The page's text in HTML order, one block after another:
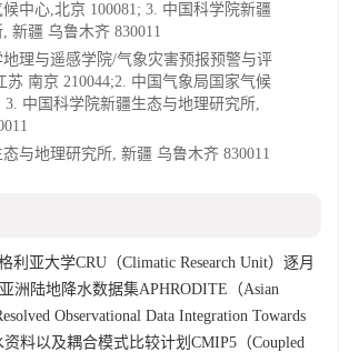
中心,北京 100081; 3. 中国科学院新疆
新疆 乌鲁木齐 830011
理与遥感学院/气象灾害预报预警与评
苏 南京 210044;2. 中国气象局国家气候
3. 中国科学院新疆生态与地理研究所,
与地理研究所, 新疆 乌鲁木齐 830011
利亚大学CRU（Climatic Research Unit）逐月
洲陆地降水数据集APHRODITE（Asian
Observational Data Integration Towards
料以及耦合模式比较计划CMIP5（Coupled